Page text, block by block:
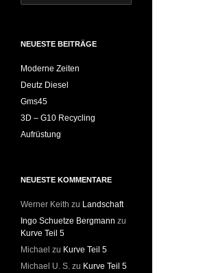
nach:
NEUESTE BEITRÄGE
Moderne Zeiten
Deutz Diesel
Gms45
3D – G10 Recycling
Aufrüstung
NEUESTE KOMMENTARE
Werner Keith zu Landschaft
Ingo Schuetze Bergmann zu
Kurve Teil 5
Michael zu Kurve Teil 5
Michael U. S. zu Kurve Teil 5